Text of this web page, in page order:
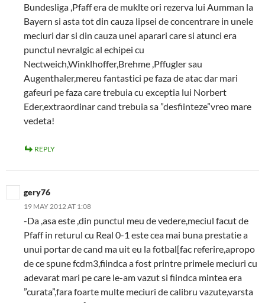
Bundesliga ,Pfaff era de muklte ori rezerva lui Aumman la
Bayern si asta tot din cauza lipsei de concentrare in unele
meciuri dar si din cauza unei aparari care si atunci era
punctul nevralgic al echipei cu
Nectweich,Winklhoffer,Brehme ,Pffugler sau
Augenthaler,mereu fantastici pe faza de atac dar mari
gafeuri pe faza care trebuia cu exceptia lui Norbert
Eder,extraordinar cand trebuia sa ”desfiinteze”vreo mare
vedeta!
REPLY
gery76
19 MAY 2012 AT 1:08
-Da ,asa este ,din punctul meu de vedere,meciul facut de
Pfaff in returul cu Real 0-1 este cea mai buna prestatie a
unui portar de cand ma uit eu la fotbal[fac referire,apropo
de ce spune fcdm3,fiindca a fost printre primele meciuri cu
adevarat mari pe care le-am vazut si fiindca mintea era
”curata”,fara foarte multe meciuri de calibru vazute,varsta